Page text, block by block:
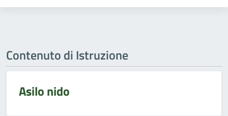
Contenuto di Istruzione
Asilo nido